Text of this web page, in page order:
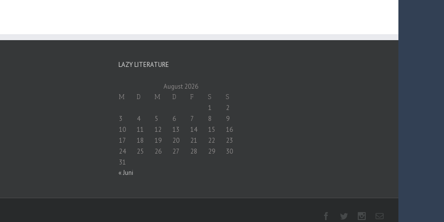
LAZY LITERATURE
August 2026
M D M D F S S
1
2
3
4 5 6 7 8
9
10
11 12 13 14 15
16
17
18 19 20 21 22
23
24
25 26 27 28 29
30
31
« Juni